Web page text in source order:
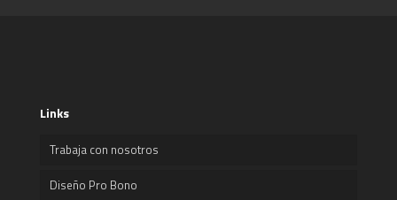
Links
Trabaja con nosotros
Diseño Pro Bono